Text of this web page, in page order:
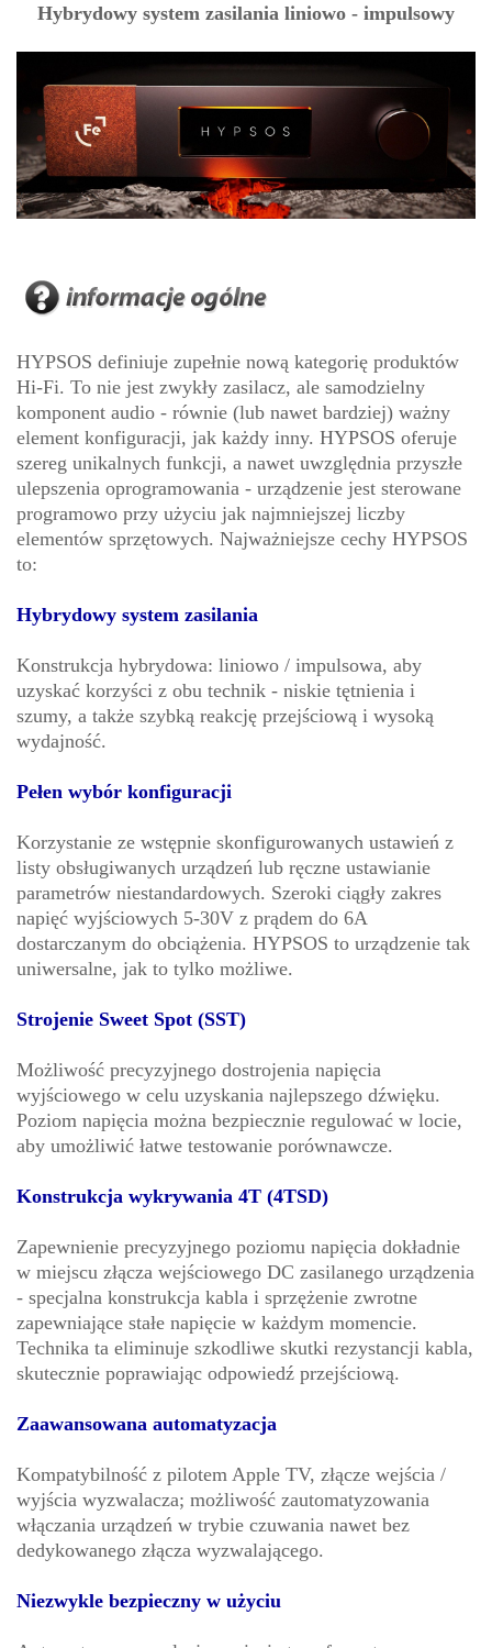
Hybrydowy system zasilania liniowo - impulsowy
HYPSOS definiuje zupełnie nową kategorię produktów
Hi-Fi. To nie jest zwykły zasilacz, ale samodzielny
komponent audio - równie (lub nawet bardziej) ważny
element konfiguracji, jak każdy inny. HYPSOS oferuje
szereg unikalnych funkcji, a nawet uwzględnia przyszłe
ulepszenia oprogramowania - urządzenie jest sterowane
programowo przy użyciu jak najmniejszej liczby
elementów sprzętowych. Najważniejsze cechy HYPSOS
to:
Hybrydowy system zasilania
Konstrukcja hybrydowa: liniowo / impulsowa, aby
uzyskać korzyści z obu technik - niskie tętnienia i
szumy, a także szybką reakcję przejściową i wysoką
wydajność.
Pełen wybór konfiguracji
Korzystanie ze wstępnie skonfigurowanych ustawień z
listy obsługiwanych urządzeń lub ręczne ustawianie
parametrów niestandardowych. Szeroki ciągły zakres
napięć wyjściowych 5-30V z prądem do 6A
dostarczanym do obciążenia. HYPSOS to urządzenie tak
uniwersalne, jak to tylko możliwe.
Strojenie Sweet Spot (SST)
Możliwość precyzyjnego dostrojenia napięcia
wyjściowego w celu uzyskania najlepszego dźwięku.
Poziom napięcia można bezpiecznie regulować w locie,
aby umożliwić łatwe testowanie porównawcze.
Konstrukcja wykrywania 4T (4TSD)
Zapewnienie precyzyjnego poziomu napięcia dokładnie
w miejscu złącza wejściowego DC zasilanego urządzenia
- specjalna konstrukcja kabla i sprzężenie zwrotne
zapewniające stałe napięcie w każdym momencie.
Technika ta eliminuje szkodliwe skutki rezystancji kabla,
skutecznie poprawiając odpowiedź przejściową.
Zaawansowana automatyzacja
Kompatybilność z pilotem Apple TV, złącze wejścia /
wyjścia wyzwalacza; możliwość zautomatyzowania
włączania urządzeń w trybie czuwania nawet bez
dedykowanego złącza wyzwalającego.
Niezwykle bezpieczny w użyciu